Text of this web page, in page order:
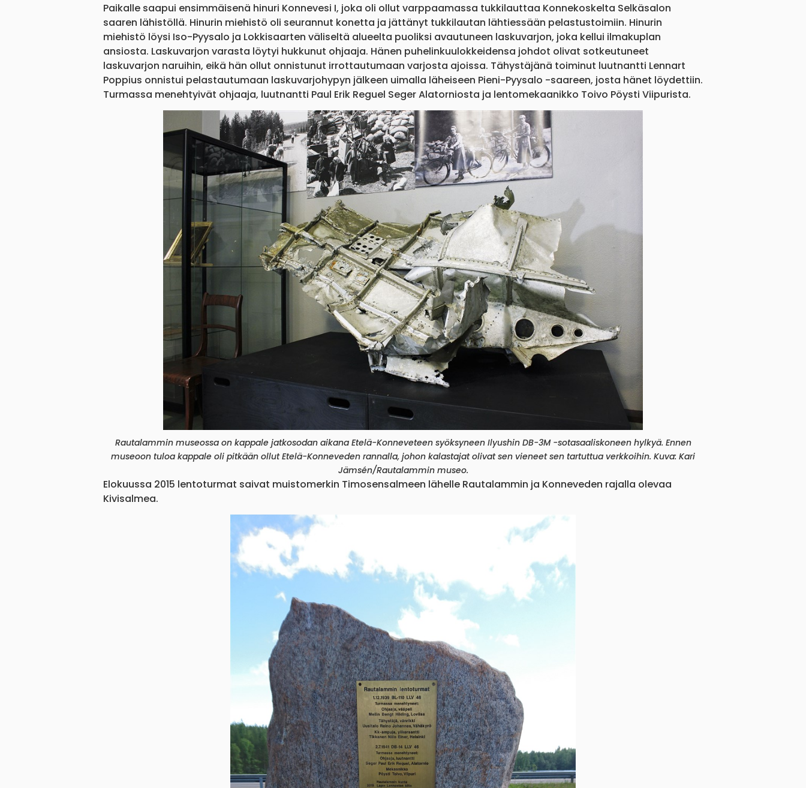
Paikalle saapui ensimmäisenä hinuri Konnevesi I, joka oli ollut varppaamassa tukkilauttaa Konnekoskelta Selkäsalon
saaren lähistöllä. Hinurin miehistö oli seurannut konetta ja jättänyt tukkilautan lähtiessään pelastustoimiin. Hinurin
miehistö löysi Iso-Pyysalo ja Lokkisaarten väliseltä alueelta puoliksi avautuneen laskuvarjon, joka kellui ilmakuplan
ansiosta. Laskuvarjon varasta löytyi hukkunut ohjaaja. Hänen puhelinkuulokkeidensa johdot olivat sotkeutuneet
laskuvarjon naruihin, eikä hän ollut onnistunut irrottautumaan varjosta ajoissa. Tähystäjänä toiminut luutnantti Lennart
Poppius onnistui pelastautumaan laskuvarjohypyn jälkeen uimalla läheiseen Pieni-Pyysalo -saareen, josta hänet löydettiin.
Turmassa menehtyivät ohjaaja, luutnantti Paul Erik Reguel Seger Alatorniosta ja lentomekaanikko Toivo Pöysti Viipurista.
Rautalammin museossa on kappale jatkosodan aikana Etelä-Konneveteen syöksyneen Ilyushin DB-3M -sotasaaliskoneen hylkyä. Ennen
museoon tuloa kappale oli pitkään ollut Etelä-Konneveden rannalla, johon kalastajat olivat sen vieneet sen tartuttua verkkoihin. Kuva: Kari
Jämsén/Rautalammin museo.
Elokuussa 2015 lentoturmat saivat muistomerkin Timosensalmeen lähelle Rautalammin ja Konneveden rajalla olevaa
Kivisalmea.